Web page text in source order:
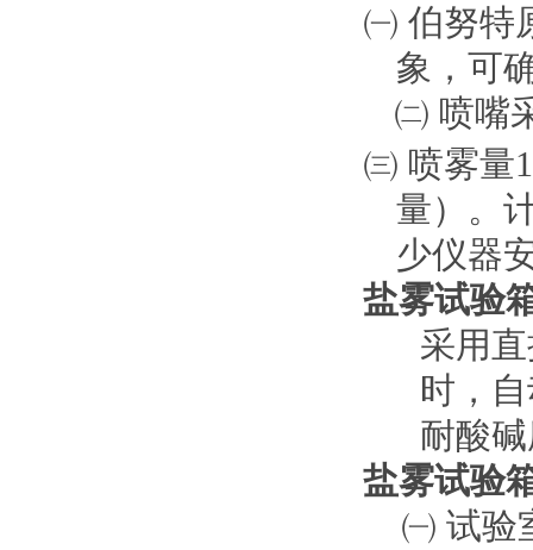
㈠ 伯努特
象，可
㈡ 喷嘴
㈢ 喷雾量
量）。
少仪器
盐雾试验
采用
时，
耐酸
盐雾试验
㈠ 试验